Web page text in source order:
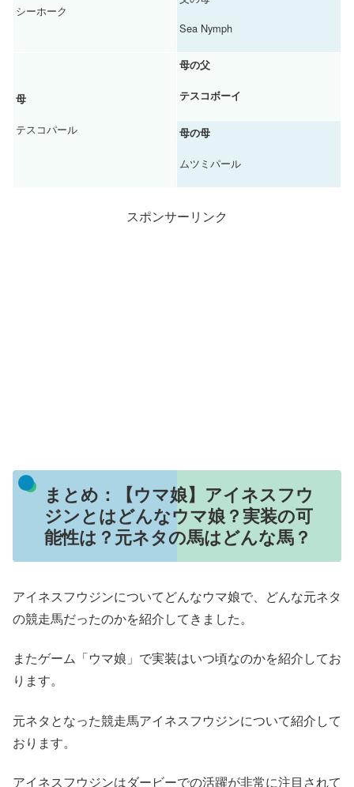
シーホーク
Sea Nymph
母
テスコパール
母の父
テスコボーイ
母の母
ムツミパール
スポンサーリンク
まとめ：【ウマ娘】アイネスフウ
ジンとはどんなウマ娘？実装の可
能性は？元ネタの馬はどんな馬？
アイネスフウジンについてどんなウマ娘で、どんな元ネタ
の競走馬だったのかを紹介してきました。
またゲーム「ウマ娘」で実装はいつ頃なのかを紹介してお
ります。
元ネタとなった競走馬アイネスフウジンについて紹介して
おります。
アイネスフウジンはダービーでの活躍が非常に注目されて